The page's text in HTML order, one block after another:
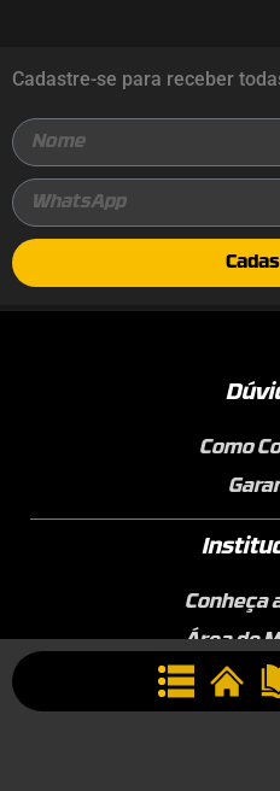
Cadastre-se para receber
Como
Conheça
Área de
Sobre a